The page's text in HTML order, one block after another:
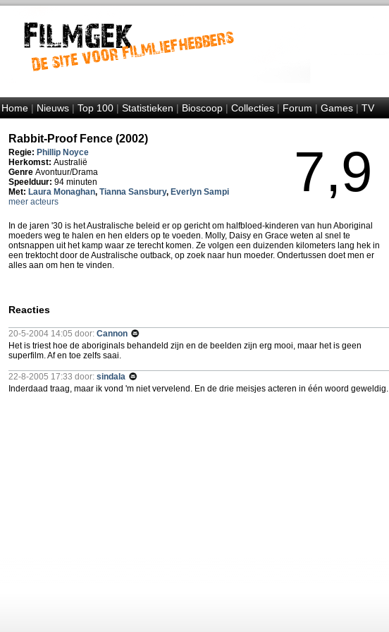
Home|Nieuws|Top 100|Statistieken|Bioscoop|Collecties|Forum|Games|TV
Rabbit-Proof Fence (2002)
Regie: Phillip Noyce
Herkomst: Australië
Genre Avontuur/Drama
Speelduur: 94 minuten
Met: Laura Monaghan, Tianna Sansbury, Everlyn Sampi
meer acteurs
7,9
In de jaren '30 is het Australische beleid er op gericht om halfbloed-kinderen van hun Aboriginal
moeders weg te halen en hen elders op te voeden. Molly, Daisy en Grace weten al snel te
ontsnappen uit het kamp waar ze terecht komen. Ze volgen een duizenden kilometers lang hek in
een trektocht door de Australische outback, op zoek naar hun moeder. Ondertussen doet men er
alles aan om hen te vinden.
Reacties
20-5-2004 14:05 door: Cannon
Het is triest hoe de aboriginals behandeld zijn en de beelden zijn erg mooi, maar het is geen
superfilm. Af en toe zelfs saai.
22-8-2005 17:33 door: sindala
Inderdaad traag, maar ik vond 'm niet vervelend. En de drie meisjes acteren in één woord geweldig.